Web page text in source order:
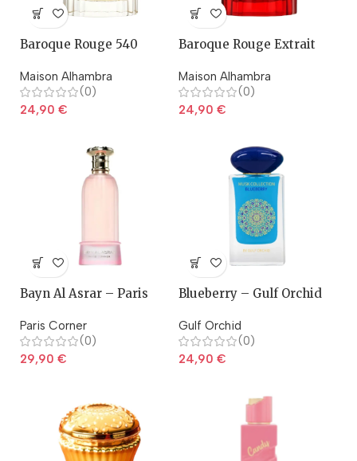
Baroque Rouge 540
Maison Alhambra
(0)
24,90 €
Baroque Rouge Extrait
Maison Alhambra
(0)
24,90 €
Bayn Al Asrar – Paris
Paris Corner
(0)
29,90 €
Blueberry – Gulf Orchid
Gulf Orchid
(0)
24,90 €